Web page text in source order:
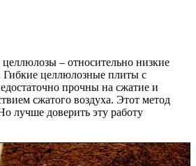
– относительно низкие
Гибкие целлюлозные плиты с
прочны на сжатие и
сжатого воздуха. Этот метод
лучше доверить эту работу